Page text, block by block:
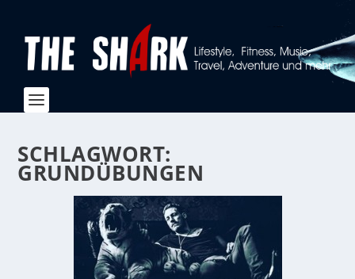
SCHLAGWORT:
GRUNDÜBUNGEN